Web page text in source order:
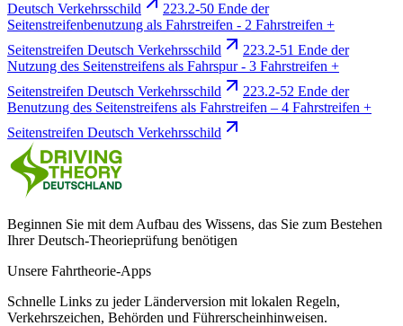
Deutsch Verkehrsschild
223.2-50 Ende der
Seitenstreifenbenutzung als Fahrstreifen - 2 Fahrstreifen +
Seitenstreifen Deutsch Verkehrsschild
223.2-51 Ende der
Nutzung des Seitenstreifens als Fahrspur - 3 Fahrstreifen +
Seitenstreifen Deutsch Verkehrsschild
223.2-52 Ende der
Benutzung des Seitenstreifens als Fahrstreifen – 4 Fahrstreifen +
Seitenstreifen Deutsch Verkehrsschild
Beginnen Sie mit dem Aufbau des Wissens, das Sie zum Bestehen
Ihrer Deutsch-Theorieprüfung benötigen
Unsere Fahrtheorie-Apps
Schnelle Links zu jeder Länderversion mit lokalen Regeln,
Verkehrszeichen, Behörden und Führerscheinhinweisen.